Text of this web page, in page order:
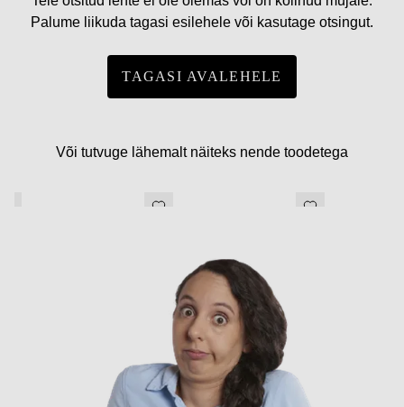
Palume liikuda tagasi esilehele või kasutage otsingut.
TAGASI AVALEHELE
Või tutvuge lähemalt näiteks nende toodetega